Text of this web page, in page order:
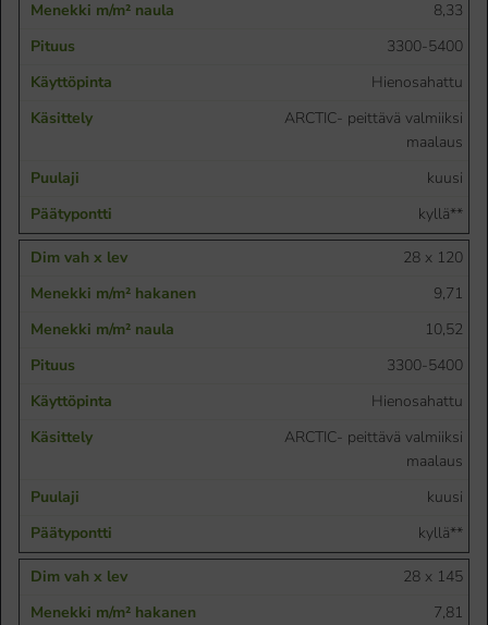
8,33
3300-5400
Hienosahattu
ARCTIC- peittävä valmiiksi
maalaus
kuusi
kyllä**
28 x 120
9,71
10,52
3300-5400
Hienosahattu
ARCTIC- peittävä valmiiksi
maalaus
kuusi
kyllä**
28 x 145
7,81